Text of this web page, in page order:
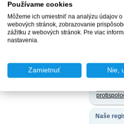
jazyku a
Právne
Ochrana
Naše
Používame cookies
Môžeme ich umiestniť na analýzu údajov
webových stránok, zobrazovanie
zážitku z webových stránok. Pre viac
nastavenia.
Zamietnuť Nie,